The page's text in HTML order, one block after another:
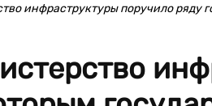
инфраструктуры поручило ряду